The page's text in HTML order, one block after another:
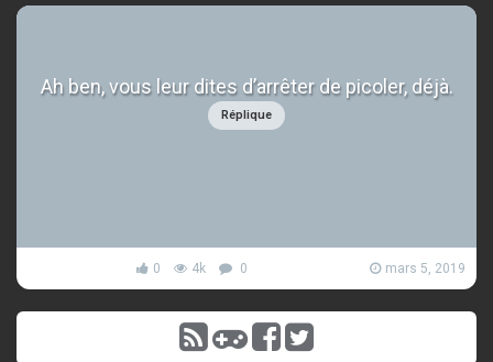
Ah ben, vous leur dites d’arrêter de picoler, déjà.
Réplique
0 4k 0 mars 5, 2019